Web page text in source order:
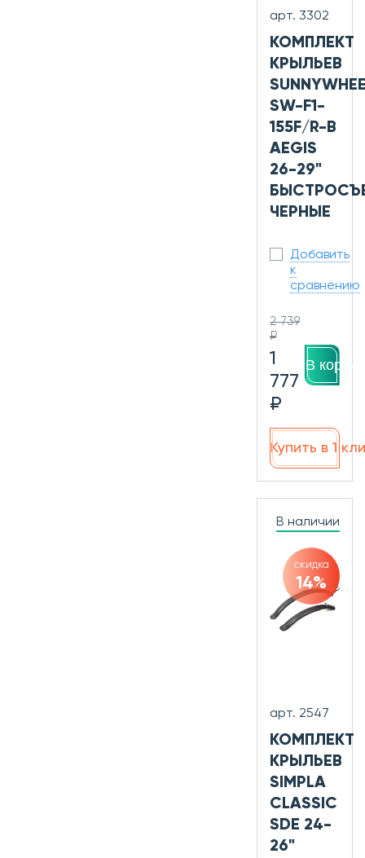
арт. 3302
КОМПЛЕКТ
КРЫЛЬЕВ
SW-F1-
155F/R-B
AEGIS
26-29"
ЧЕРНЫЕ
Добавить
к
сравнению
2 739
₽
1
777
₽
В
Купить в 1
В наличии
скидка
14%
арт. 2547
КОМПЛЕКТ
КРЫЛЬЕВ
SIMPLA
CLASSIC
SDE 24-
26"